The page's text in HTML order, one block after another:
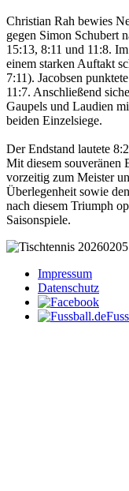
Christian Rah bewies
gegen Simon Schubert
15:13, 8:11 und 11:8.
einem starken Auftakt
7:11). Jacobsen
11:7. Anschließend
Gaupels und Laudien
beiden Einzelsiege.
Der Endstand lautete
Mit diesem souveränen
vorzeitig zum Meister
Überlegenheit sowie
nach diesem Triumph
Saisonspiele.
Impressum
Datenschutz